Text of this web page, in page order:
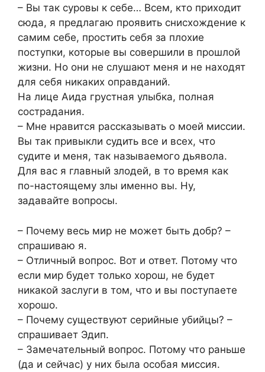
– Вы так суровы к себе… Всем, кто приходит
сюда, я предлагаю проявить снисхождение к
самим себе, простить себя за плохие
поступки, которые вы совершили в прошлой
жизни. Но они не слушают меня и не находят
для себя никаких оправданий.
На лице Аида грустная улыбка, полная
сострадания.
– Мне нравится рассказывать о моей миссии.
Вы так привыкли судить все и всех, что
судите и меня, так называемого дьявола.
Для вас я главный злодей, в то время как
по-настоящему злы именно вы. Ну,
задавайте вопросы.
– Почему весь мир не может быть добр? –
спрашиваю я.
– Отличный вопрос. Вот и ответ. Потому что
если мир будет только хорош, не будет
никакой заслуги в том, что и вы поступаете
хорошо.
– Почему существуют серийные убийцы? –
спрашивает Эдип.
– Замечательный вопрос. Потому что раньше
(да и сейчас) у них была особая миссия.